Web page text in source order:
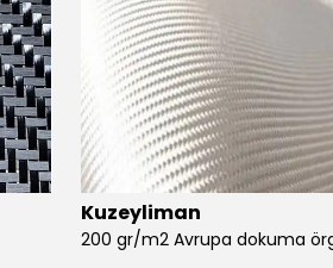
Kuzeyliman
200 gr/m2 Avrupa dokuma